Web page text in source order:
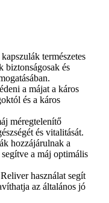
természetes
biztonságosak és
a májat a káros
és a káros
méregtelenítő
és vitalitását.
hozzájárulnak a
a máj optimális
használat segít
az általános jó